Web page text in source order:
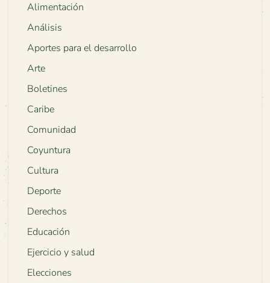
Alimentación
Análisis
Aportes para el desarrollo
Arte
Boletines
Caribe
Comunidad
Coyuntura
Cultura
Deporte
Derechos
Educación
Ejercicio y salud
Elecciones